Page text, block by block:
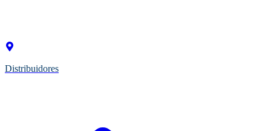
Distribuidores